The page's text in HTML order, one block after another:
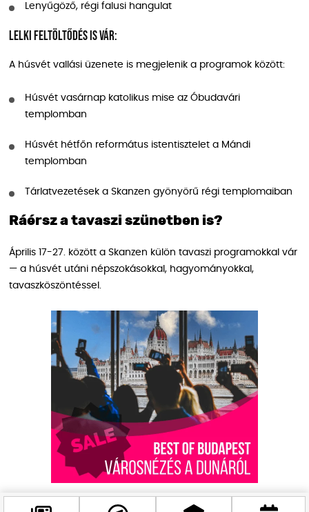
Lenyűgöző, régi falusi hangulat
Lelki feltöltődés is vár:
A húsvét vallási üzenete is megjelenik a programok között:
Húsvét vasárnap katolikus mise az Óbudavári
templomban
Húsvét hétfőn református istentisztelet a Mándi
templomban
Tárlatvezetések a Skanzen gyönyörű régi templomaiban
Ráérsz a tavaszi szünetben is?
Április 17-27. között a Skanzen külön tavaszi programokkal vár
— a húsvét utáni népszokásokkal, hagyományokkal,
tavaszköszöntéssel.
Ezért ne hagyd ki: